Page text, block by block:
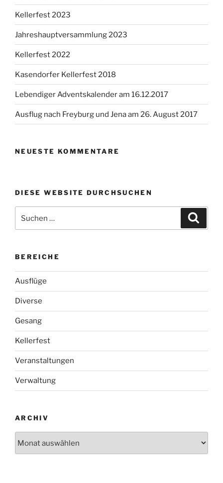
Kellerfest 2023
Jahreshauptversammlung 2023
Kellerfest 2022
Kasendorfer Kellerfest 2018
Lebendiger Adventskalender am 16.12.2017
Ausflug nach Freyburg und Jena am 26. August 2017
NEUESTE KOMMENTARE
DIESE WEBSITE DURCHSUCHEN
nach:
BEREICHE
Ausflüge
Diverse
Gesang
Kellerfest
Veranstaltungen
Verwaltung
ARCHIV